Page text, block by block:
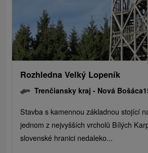
Rozhledna Velký Lopeník
Trenčiansky kraj - Nová Bošáca
Stavba s kamennou základnou stojící
jednom z nejvyšších vrcholů Bílých
slovenské hranici nedaleko...